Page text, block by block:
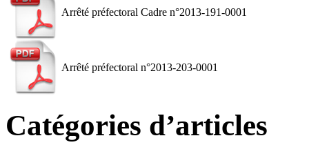
Arrêté préfectoral Cadre n°2013-191-0001
Arrêté préfectoral n°2013-203-0001
Catégories d’articles